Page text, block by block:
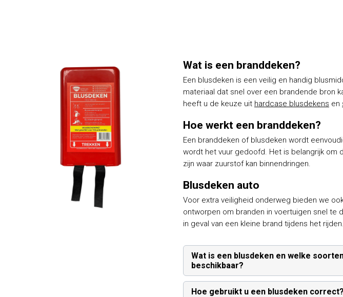
Wat is een branddeken?
Een blusdeken is een veilig en handig
materiaal dat snel over een brandende bron
heeft u de keuze uit hardcase blusdekens en
Hoe werkt een branddeken?
Een branddeken of blusdeken wordt
wordt het vuur gedoofd. Het is belangrijk om
zijn waar zuurstof kan binnendringen.
Blusdeken auto
Voor extra veiligheid onderweg bieden we
ontworpen om branden in voertuigen snel te
in geval van een kleine brand tijdens het rijden.
Wat is een blusdeken en welke
beschikbaar?
Hoe gebruikt u een blusdeken correct?